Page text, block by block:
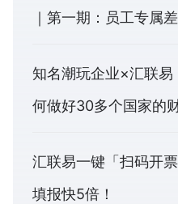
｜第一期：员工专属
知名潮玩企业×汇联
何做好30多个国家的
汇联易一键「扫码开
填报快5倍！